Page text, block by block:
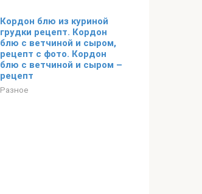
Кордон блю из куриной
грудки рецепт. Кордон
блю с ветчиной и сыром,
рецепт с фото. Кордон
блю с ветчиной и сыром –
рецепт
Разное